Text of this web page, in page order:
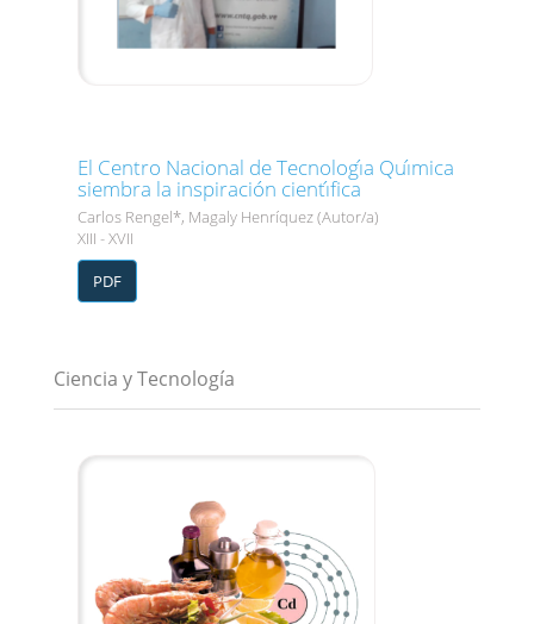
El Centro Nacional de Tecnologı́a Quı́mica
siembra la inspiración cientı́fica
Carlos Rengel*, Magaly Henríquez (Autor/a)
XIII - XVII
PDF
Ciencia y Tecnología